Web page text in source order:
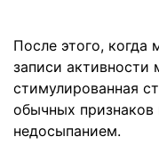
После этого,
записи активности
стимулированная
обычных признаков
недосыпанием.